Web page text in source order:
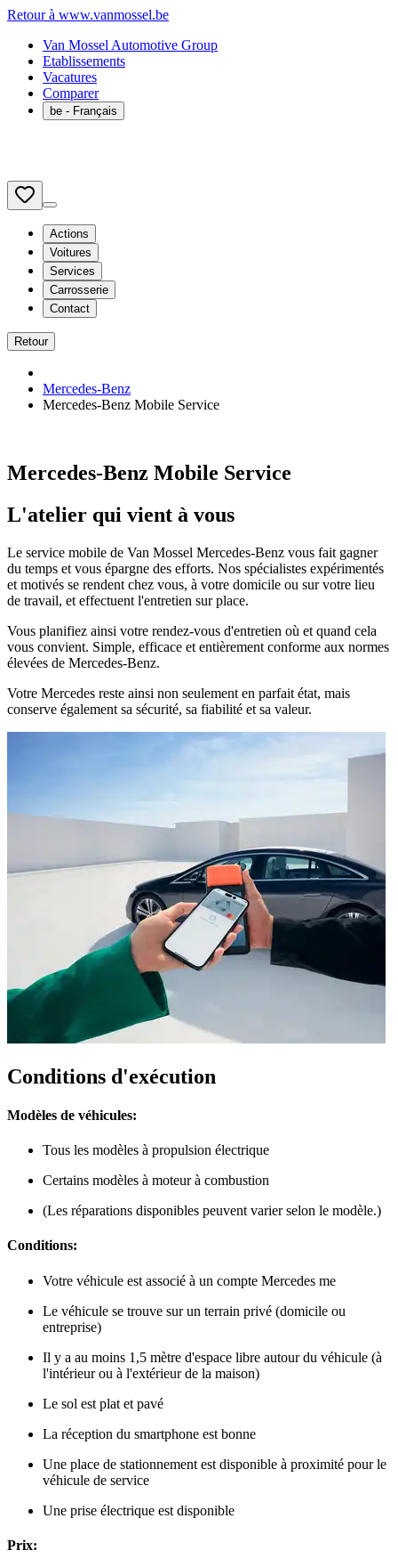
Retour à www.vanmossel.be
Van Mossel Automotive Group
Etablissements
Vacatures
Comparer
be - Français
Actions
Voitures
Services
Carrosserie
Contact
Retour
Mercedes-Benz
Mercedes-Benz Mobile Service
Mercedes-Benz Mobile Service
L'atelier qui vient à vous
Le service mobile de Van Mossel Mercedes-Benz vous fait gagner
du temps et vous épargne des efforts. Nos spécialistes expérimentés
et motivés se rendent chez vous, à votre domicile ou sur votre lieu
de travail, et effectuent l'entretien sur place.
Vous planifiez ainsi votre rendez-vous d'entretien où et quand cela
vous convient. Simple, efficace et entièrement conforme aux normes
élevées de Mercedes-Benz.
Votre Mercedes reste ainsi non seulement en parfait état, mais
conserve également sa sécurité, sa fiabilité et sa valeur.
Conditions d'exécution
Modèles de véhicules:
Tous les modèles à propulsion électrique
Certains modèles à moteur à combustion
(Les réparations disponibles peuvent varier selon le modèle.)
Conditions:
Votre véhicule est associé à un compte Mercedes me
Le véhicule se trouve sur un terrain privé (domicile ou
entreprise)
Il y a au moins 1,5 mètre d'espace libre autour du véhicule (à
l'intérieur ou à l'extérieur de la maison)
Le sol est plat et pavé
La réception du smartphone est bonne
Une place de stationnement est disponible à proximité pour le
véhicule de service
Une prise électrique est disponible
Prix: